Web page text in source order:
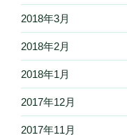
2018年3月
2018年2月
2018年1月
2017年12月
2017年11月